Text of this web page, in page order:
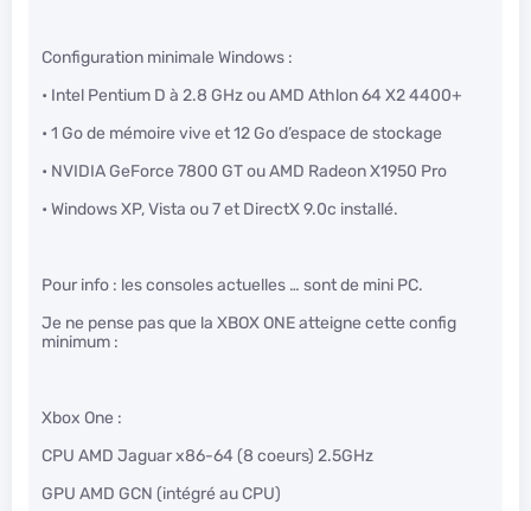
Configuration minimale Windows :
• Intel Pentium D à 2.8 GHz ou AMD Athlon 64 X2 4400+
• 1 Go de mémoire vive et 12 Go d’espace de stockage
• NVIDIA GeForce 7800 GT ou AMD Radeon X1950 Pro
• Windows XP, Vista ou 7 et DirectX 9.0c installé.
Pour info : les consoles actuelles … sont de mini PC.
Je ne pense pas que la XBOX ONE atteigne cette config
minimum :
Xbox One :
CPU AMD Jaguar x86-64 (8 coeurs) 2.5GHz
GPU AMD GCN (intégré au CPU)